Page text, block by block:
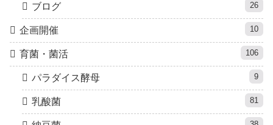
ブログ 26
企画開催 10
育菌・菌活 106
パラダイス酵母 9
乳酸菌 81